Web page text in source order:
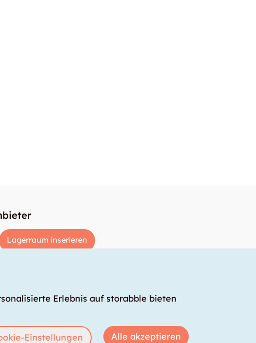
Lagerraum inserieren
Erlebnis auf storabble bieten
Einstellungen Alle akzeptieren